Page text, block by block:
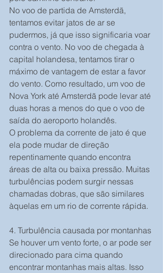
No voo de partida de Amsterdã,
tentamos evitar jatos de ar se
pudermos, já que isso significaria voar
contra o vento. No voo de chegada à
capital holandesa, tentamos tirar o
máximo de vantagem de estar a favor
do vento. Como resultado, um voo de
Nova York até Amsterdã pode levar até
duas horas a menos do que o voo de
saída do aeroporto holandês.
O problema da corrente de jato é que
ela pode mudar de direção
repentinamente quando encontra
áreas de alta ou baixa pressão. Muitas
turbulências podem surgir nessas
chamadas dobras, que são similares
àquelas em um rio de corrente rápida.
4. Turbulência causada por montanhas
Se houver um vento forte, o ar pode ser
direcionado para cima quando
encontrar montanhas mais altas. Isso